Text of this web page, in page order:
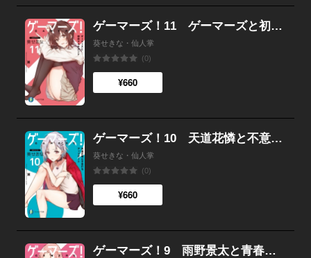
ゲーマーズ！11 ゲーマーズと初恋マルチエンド
葵せきな・仙人掌
(0)
¥660
ゲーマーズ！10 天道花憐と不意打ちアップデート
葵せきな・仙人掌
(0)
¥660
ゲーマーズ！9 雨野景太と青春スキルリセット